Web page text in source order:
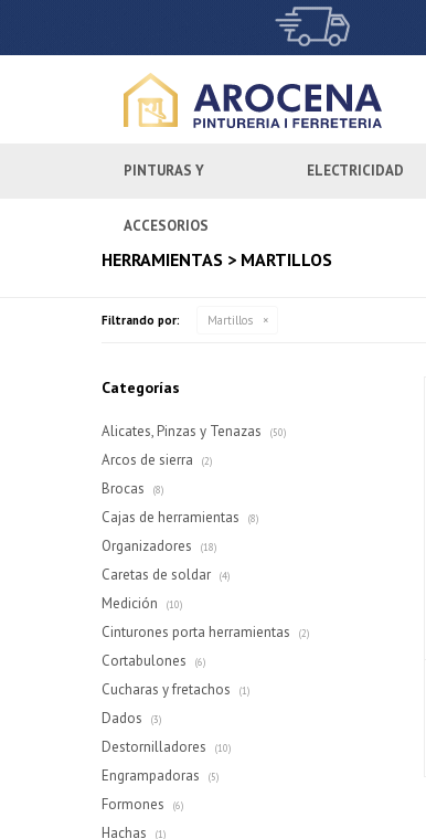
PINTURAS Y
ACCESORIOS
ELECTRICIDAD
HERRAMIENTAS > MARTILLOS
Filtrando por: Martillos
Categorías
Alicates, Pinzas y Tenazas (50)
Arcos de sierra (2)
Brocas (8)
Cajas de herramientas (8)
Organizadores (18)
Caretas de soldar (4)
Medición (10)
Cinturones porta herramientas (2)
Cortabulones (6)
Cucharas y fretachos (1)
Dados (3)
Destornilladores (10)
Engrampadoras (5)
Formones (6)
Hachas (1)